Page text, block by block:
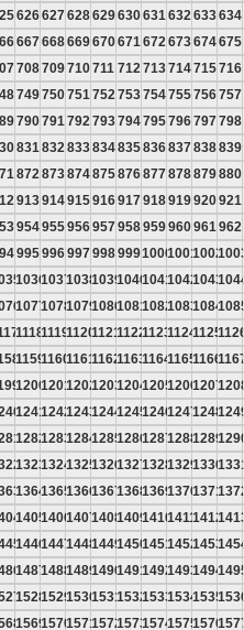
626627628629630631 632 633634
667668669670671 672 673674675
708709710711 712 713714715716
749750751 752 753754755756757
790791 792 793794795796797798
831 832 833834835836837838839
872 873874875876877878879880
913914915916917918919920921
954955956957958959960961 962
995996997998999100010011002
10361037103810391040104110421043
10771078107910801081108210831084
11181119112011211122112311241125
11591160116111621163116411651166
12001201120212031204120512061207
12411242124312441245124612471248
12821283128412851286128712881289
13231324132513261327132813291330
13641365136613671368136913701371
14051406140714081409141014111412
14461447144814491450145114521453
14871488148914901491149214931494
15281529153015311532153315341535
15691570157115721573157415751576